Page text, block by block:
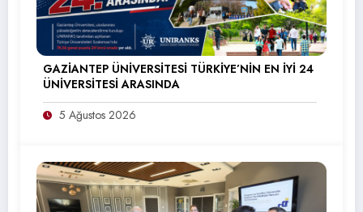
GAZİANTEP ÜNİVERSİTESİ TÜRKİYE’NİN EN İYİ 24
ÜNİVERSİTESİ ARASINDA
5 Ağustos 2026